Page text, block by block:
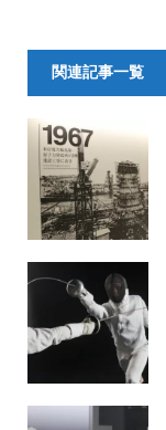
関連記事一覧